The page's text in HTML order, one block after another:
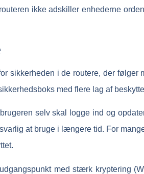
ikke adskiller enhederne
sikkerheden i de routere, der følger
med flere lag af
selv skal logge ind og
at bruge i længere tid. For
med stærk kryptering